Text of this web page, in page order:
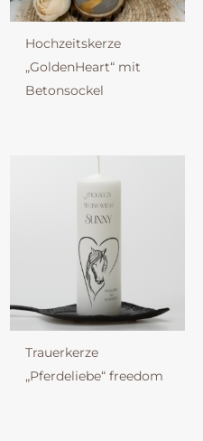
Hochzeitskerze
„GoldenHeart“ mit
Betonsockel
Trauerkerze
„Pferdeliebe“ freedom